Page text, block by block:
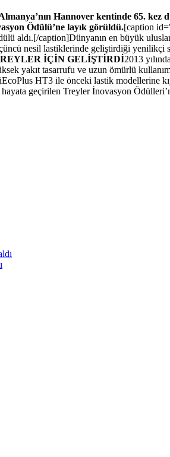
Hannover kentinde 65.
Ödülü’ne layık görüldü.[caption
aldı.[/caption]Dünyanın en büyük
nesil lastiklerinde geliştirdiği
İÇİN GELİŞTİRDİ2013
yakıt tasarrufu ve uzun ömürlü
HT3 ile önceki lastik modellerine
geçirilen Treyler İnovasyon